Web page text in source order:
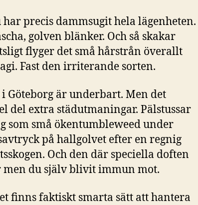
har precis dammsugit hela lägenheten.
golven blänker. Och så skakar
flyger det små hårstrån överallt
Fast den irriterande sorten.
Göteborg är underbart. Men det
del extra städutmaningar. Pälstussar
som små ökentumbleweed under
på hallgolvet efter en regnig
Och den där speciella doften
men du själv blivit immun mot.
finns faktiskt smarta sätt att hantera